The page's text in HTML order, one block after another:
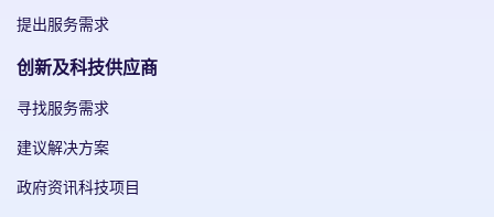
提出服务需求
创新及科技供应商
寻找服务需求
建议解决方案
政府资讯科技项目